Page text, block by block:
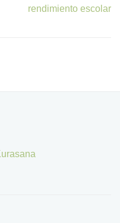
rendimiento escolar